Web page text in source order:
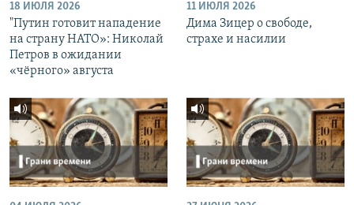
18 ИЮЛЯ 2026
"Путин готовит нападение
на страну НАТО»: Николай
Петров в ожидании
«чёрного» августа
11 ИЮЛЯ 2026
Дима Зицер о свободе,
страхе и насилии